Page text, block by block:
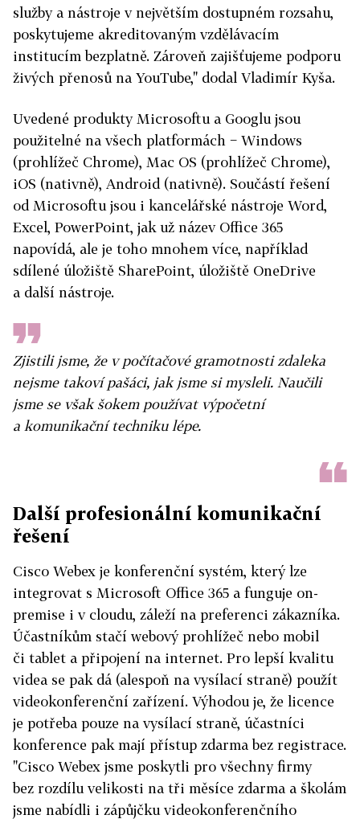
služby a nástroje v největším dostupném rozsahu,
poskytujeme akreditovaným vzdělávacím
institucím bezplatně. Zároveň zajišťujeme podporu
živých přenosů na YouTube," dodal Vladimír Kyša.
Uvedené produkty Microsoftu a Googlu jsou
použitelné na všech platformách − Windows
(prohlížeč Chrome), Mac OS (prohlížeč Chrome),
iOS (nativně), Android (nativně). Součástí řešení
od Microsoftu jsou i kancelářské nástroje Word,
Excel, PowerPoint, jak už název Office 365
napovídá, ale je toho mnohem více, například
sdílené úložiště SharePoint, úložiště OneDrive
a další nástroje.
Zjistili jsme, že v počítačové gramotnosti zdaleka
nejsme takoví pašáci, jak jsme si mysleli. Naučili
jsme se však šokem používat výpočetní
a komunikační techniku lépe.
Další profesionální komunikační
řešení
Cisco Webex je konferenční systém, který lze
integrovat s Microsoft Office 365 a funguje on-
premise i v cloudu, záleží na preferenci zákazníka.
Účastníkům stačí webový prohlížeč nebo mobil
či tablet a připojení na internet. Pro lepší kvalitu
videa se pak dá (alespoň na vysílací straně) použít
videokonferenční zařízení. Výhodou je, že licence
je potřeba pouze na vysílací straně, účastníci
konference pak mají přístup zdarma bez registrace.
"Cisco Webex jsme poskytli pro všechny firmy
bez rozdílu velikosti na tři měsíce zdarma a školám
jsme nabídli i zápůjčku videokonferenčního